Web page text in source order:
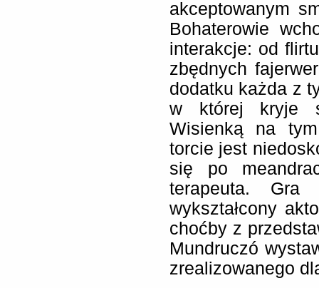
akceptowanym
Bohaterowie
interakcje: od
zbędnych
dodatku każda z
w której kryje
Wisienką na tym
torcie jest
się po
terapeuta.
wykształcony
choćby z
Mundruczó
zrealizowanego